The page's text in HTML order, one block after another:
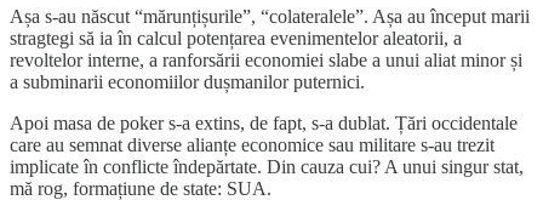
Așa s-au născut “mărunțișurile”, “colateralele”. Așa au început marii
stragtegi să ia în calcul potențarea evenimentelor aleatorii, a
revoltelor interne, a ranforsării economiei slabe a unui aliat minor și
a subminarii economiilor dușmanilor puternici.
Apoi masa de poker s-a extins, de fapt, s-a dublat. Țări occidentale
care au semnat diverse alianțe economice sau militare s-au trezit
implicate în conflicte îndepărtate. Din cauza cui? A unui singur stat,
mă rog, formațiune de state: SUA.